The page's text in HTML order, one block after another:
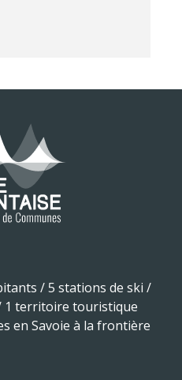
/ 5 stations de ski /
1 territoire touristique
en Savoie à la frontière